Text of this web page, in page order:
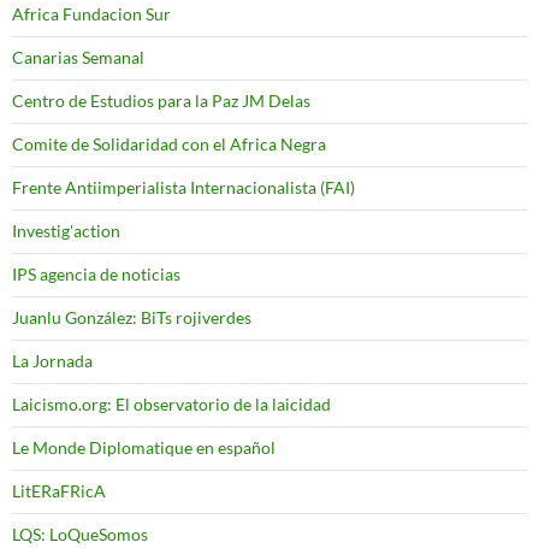
Africa Fundacion Sur
Canarias Semanal
Centro de Estudios para la Paz JM Delas
Comite de Solidaridad con el Africa Negra
Frente Antiimperialista Internacionalista (FAI)
Investig'action
IPS agencia de noticias
Juanlu González: BiTs rojiverdes
La Jornada
Laicismo.org: El observatorio de la laicidad
Le Monde Diplomatique en español
LitERaFRicA
LQS: LoQueSomos